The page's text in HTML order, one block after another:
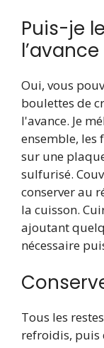
Puis-je
l’avance
Oui, vous
boulettes de
l'avance. Je
ensemble, les
sur une
sulfurisé.
conserver au
la cuisson.
ajoutant
nécessaire
Tous les
refroidis, puis